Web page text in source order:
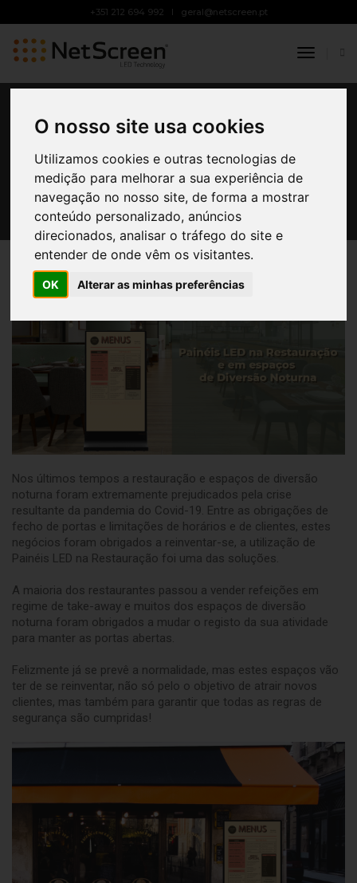
O nosso site usa cookies
Utilizamos cookies e outras tecnologias de
medição para melhorar a sua experiência de
navegação no nosso site, de forma a mostrar
conteúdo personalizado, anúncios
direcionados, analisar o tráfego do site e
entender de onde vêm os visitantes.
OK Alterar as minhas preferências
+351 212 694 992 geral@netscreen.pt
Toggle
BY
Restauração e Espaços
de Diversão Noturna
Nos últimos tempos a restauração e espaços de diversão
noturna foram extremamente prejudicados pela crise
resultante da pandemia do Covid-19. Entre as obrigações de
fecho de portas e limitações de horários e de clientes, estes
negócios foram obrigados a reinventar-se, a utilização de
Painéis LED na Restauração foi uma das soluções.
A maioria dos restaurantes passou a vender refeições em
regime de take-away e muitos dos espaços de diversão
noturna foram obrigados a mudar o registo da sua atividade
para manter as portas abertas.
Felizmente já se prevê a normalidade, mas estes espaços vão
ter de se reinventar, não só pelo o objetivo de atrair novos
clientes, mas também para garantir que todas as regras de
segurança são cumpridas!